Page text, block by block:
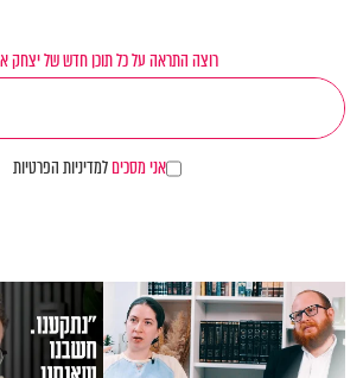
רוצה התראה על כל תוכן חדש של יצחק
אני מסכיםלמדיניות הפרטיות